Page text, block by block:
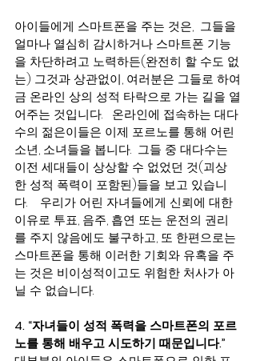
아이들에게 스마트폰을 주는 것은,  그들을
얼마나 열심히 감시하거나 스마트폰 기능
을 차단하려고 노력하든(완전히 할 수도 없
는) 그것과 상관없이, 여러분은 그들로 하여
금 온라인 상의 성적 타락으로 가는 길을 열
어주는 것입니다.   온라인에 접속하는 대다
수의 젊은이들은 이제 포르노를 통해 어린
소년, 소녀들을 봅니다.  그들 중 대다수는
이전 세대들이 상상할 수 없었던 것(괴상
한 성적 폭력이 포함된)들을 보고 있습니
다.    우리가 어린 자녀들에게 신뢰에 대한
이유로 투표, 음주, 흡연 또는 운전의 권리
를 주지 않음에도 불구하고, 또 한편으로는
스마트폰을 통해 이러한 기회와 유혹을 주
는 것은 비이성적이고도 위험한 처사가 아
닐 수 없습니다.
4. “자녀들이 성적 폭력을 스마트폰의 포르
노를 통해 배우고 시도하기 때문입니다.”